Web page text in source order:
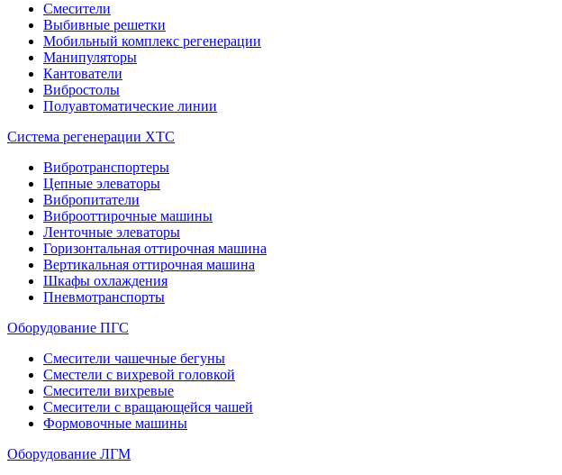
Смесители
Выбивные решетки
Мобильный комплекс регенерации
Манипуляторы
Кантователи
Вибростолы
Полуавтоматические линии
Система регенерации ХТС
Вибротранспортеры
Цепные элеваторы
Вибропитатели
Виброоттирочные машины
Ленточные элеваторы
Горизонтальная оттирочная машина
Вертикальная оттирочная машина
Шкафы охлаждения
Пневмотранспорты
Оборудование ПГС
Смесители чашечные бегуны
Сместели с вихревой головкой
Смесители вихревые
Смесители с вращающейся чашей
Формовочные машины
Оборудование ЛГМ